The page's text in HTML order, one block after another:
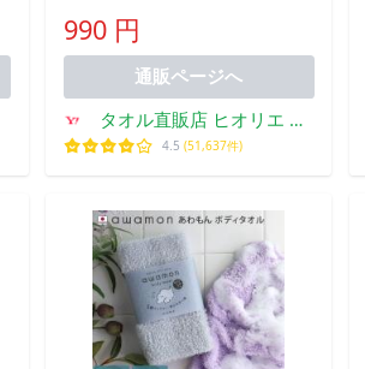
990 円
通販ページへ
タオル直販店 ヒオリエ 日
織恵
4.5 (51,637件)